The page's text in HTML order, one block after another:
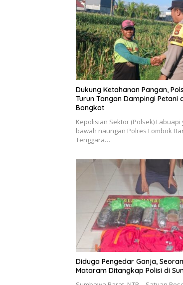
Dukung Ketahanan Pangan,
Turun Tangan Dampingi Petani
Bongkot
Kepolisian Sektor (Polsek)
bawah naungan Polres Lombok
Tenggara…
Diduga Pengedar Ganja,
Mataram Ditangkap Polisi di